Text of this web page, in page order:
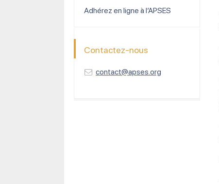
Adhérez en ligne à l’APSES
Contactez-nous
contact@apses.org